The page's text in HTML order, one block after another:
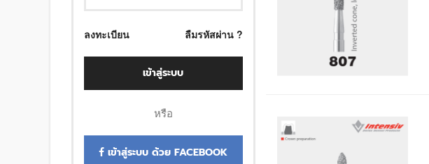
ลงทะเบียน ลืมรหัสผ่าน ?
เข้าสู่ระบบ
หรือ
เข้าสู่ระบบ ด้วย FACEBOOK